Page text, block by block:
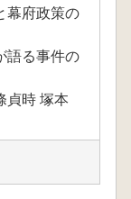
幕府政策の
語る事件の
貞時 塚本
間の異国